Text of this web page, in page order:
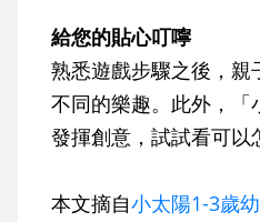
給您的貼心叮嚀
熟悉遊戲步驟之後，
不同的樂趣。此外，「
發揮創意，試試看可以
本文摘自小太陽1-3歲